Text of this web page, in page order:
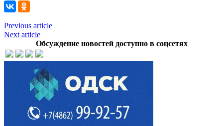
Previous article
Next article
Обсуждение новостей доступно в соцсетях